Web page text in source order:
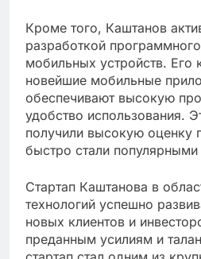
Кроме того, Каштанов
разработкой
мобильных устройств. Его
новейшие мобильные
обеспечивают высокую
удобство использования.
получили высокую оценку
быстро стали
Стартап Каштанова в
технологий успешно
новых клиентов и
преданным усилиям и